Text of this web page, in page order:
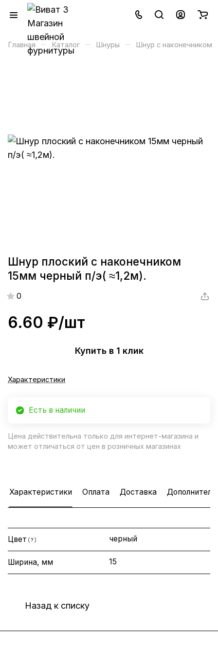
Главная – Каталог – Шнуры – Шнур с наконечником
Шнур плоский с наконечником
15мм черный п/э( ≈1,2м).
0
6.60 ₽/шт
Купить в 1 клик
Характеристики
Есть в наличии
Цена действительна только для интернет-магазина и
может отличаться от цен в розничных магазинах
Характеристики Оплата Доставка
Цвет ? черный
Ширина, мм 15
Назад к списку